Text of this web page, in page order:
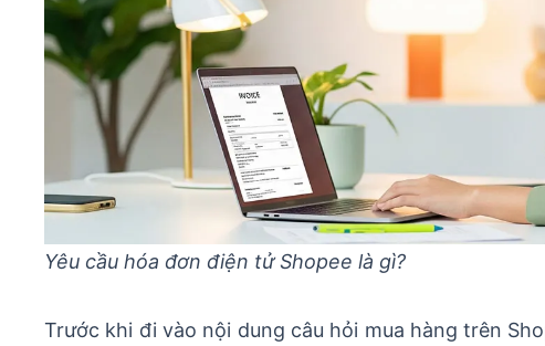
Yêu cầu hóa đơn điện tử Shopee là gì?
Trước khi đi vào nội dung câu hỏi mua hàng trên